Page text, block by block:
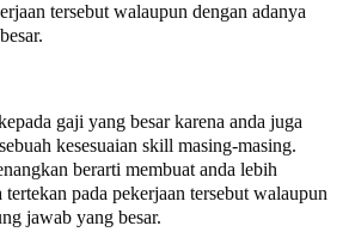
tersebut walaupun dengan adanya
gaji yang besar karena anda juga
kesesuaian skill masing-masing.
berarti membuat anda lebih
tertekan pada pekerjaan tersebut walaupun
jawab yang besar.